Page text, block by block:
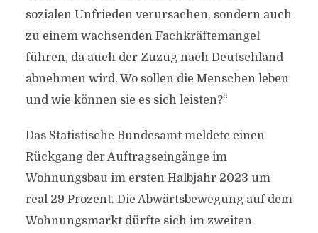
sozialen Unfrieden verursachen, sondern auch
zu einem wachsenden Fachkräftemangel
führen, da auch der Zuzug nach Deutschland
abnehmen wird. Wo sollen die Menschen leben
und wie können sie es sich leisten?“
Das Statistische Bundesamt meldete einen
Rückgang der Auftragseingänge im
Wohnungsbau im ersten Halbjahr 2023 um
real 29 Prozent. Die Abwärtsbewegung auf dem
Wohnungsmarkt dürfte sich im zweiten